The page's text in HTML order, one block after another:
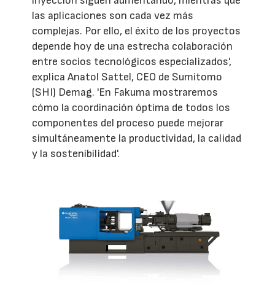
las aplicaciones son cada vez más
complejas. Por ello, el éxito de los proyectos
depende hoy de una estrecha colaboración
entre socios tecnológicos especializados',
explica Anatol Sattel, CEO de Sumitomo
(SHI) Demag. 'En Fakuma mostraremos
cómo la coordinación óptima de todos los
componentes del proceso puede mejorar
simultáneamente la productividad, la calidad
y la sostenibilidad'.